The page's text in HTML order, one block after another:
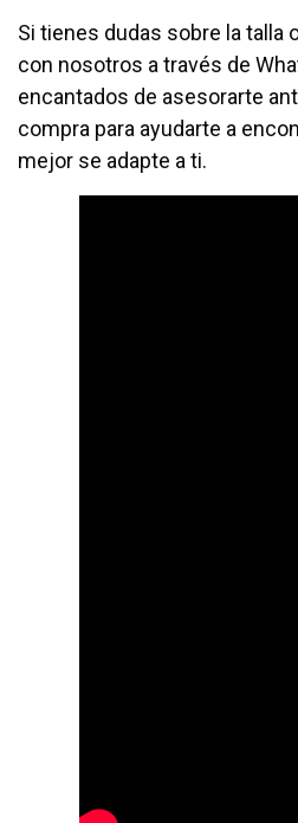
Si tienes dudas sobre la talla
con nosotros a través de
encantados de asesorarte
compra para ayudarte a
mejor se adapte a ti.